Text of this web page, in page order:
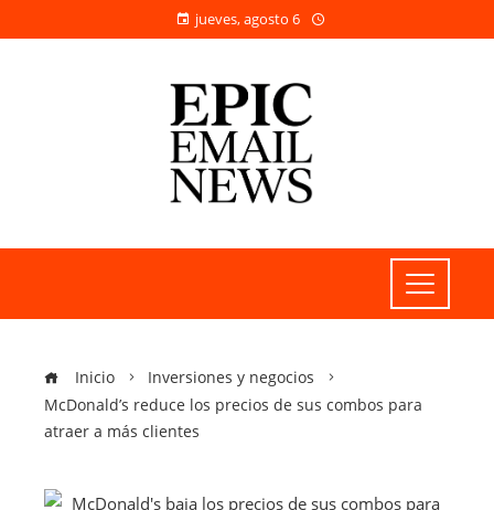
jueves, agosto 6
Inicio
Inversiones y negocios
McDonald’s reduce los precios de sus combos para
atraer a más clientes